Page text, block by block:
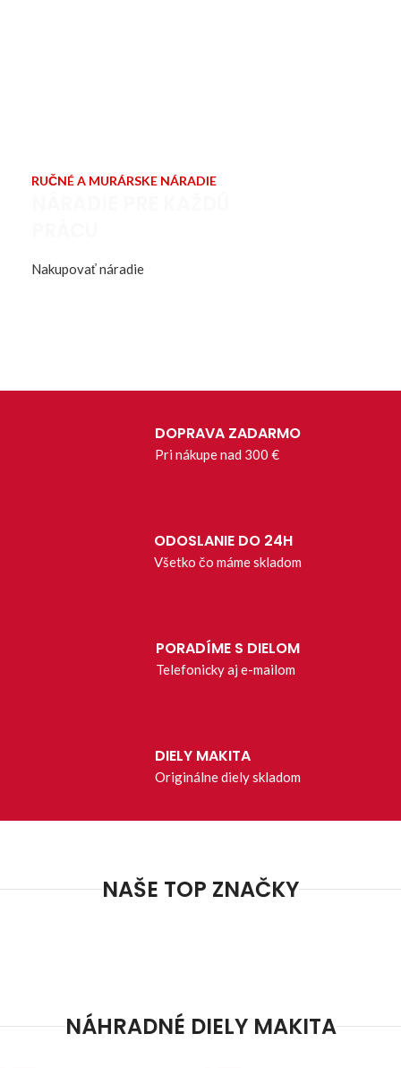
RUČNÉ A MURÁRSKE NÁRADIE
Nakupovať náradie
DOPRAVA ZADARMO
Pri nákupe nad 300 €
ODOSLANIE DO 24H
Všetko čo máme skladom
PORADÍME S DIELOM
Telefonicky aj e-mailom
DIELY MAKITA
Originálne diely skladom
NAŠE TOP ZNAČKY
NÁHRADNÉ DIELY MAKITA